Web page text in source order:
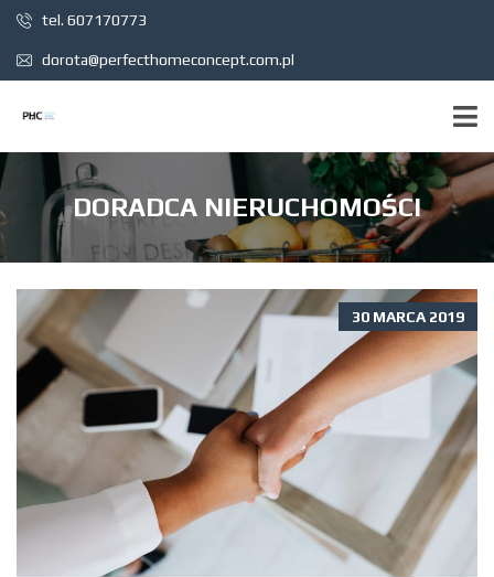
tel. 607170773
dorota@perfecthomeconcept.com.pl
DORADCA NIERUCHOMOŚCI
30 MARCA 2019